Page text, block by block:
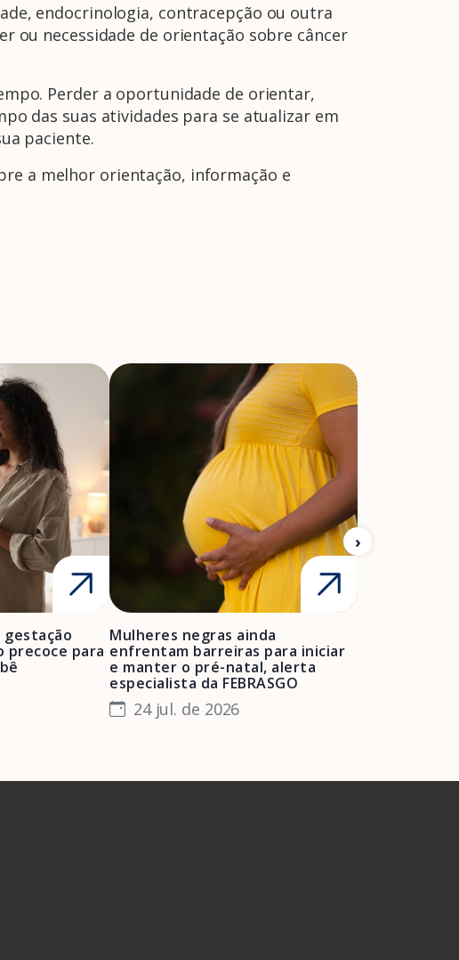
A Febrasgo Ensino Publicações
endocrinologia, contracepção ou outra
ou necessidade de orientação sobre câncer
Perder a oportunidade de orientar,
das suas atividades para se atualizar em
paciente.
a melhor orientação, informação e
precoce para
Mulheres negras ainda
enfrentam barreiras para iniciar
e manter o pré-natal, alerta
especialista da FEBRASGO
24 jul. de 2026